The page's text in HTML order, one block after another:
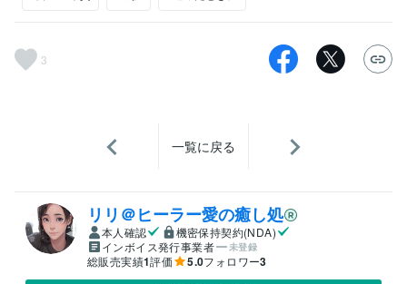
3
一覧に戻る
リリ＠ヒーラー愛の癒し処
本人確認
機密保持契約(NDA)
インボイス発行事業者
未登録
総販売実績1評価 5.0フォロワー3